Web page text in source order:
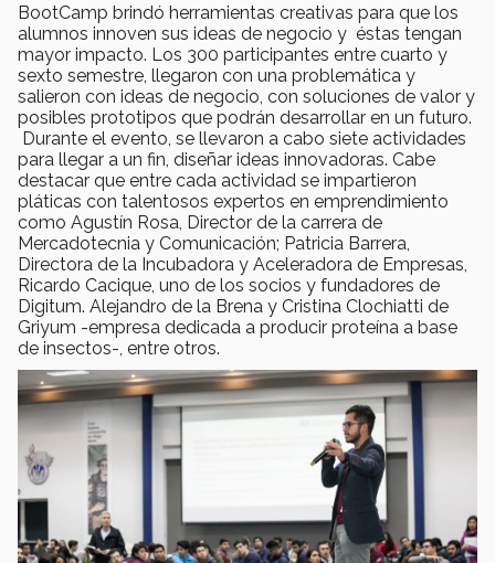
BootCamp brindó herramientas creativas para que los
alumnos innoven sus ideas de negocio y éstas tengan
mayor impacto. Los 300 participantes entre cuarto y
sexto semestre, llegaron con una problemática y
salieron con ideas de negocio, con soluciones de valor y
posibles prototipos que podrán desarrollar en un futuro.
Durante el evento, se llevaron a cabo siete actividades
para llegar a un fin, diseñar ideas innovadoras. Cabe
destacar que entre cada actividad se impartieron
pláticas con talentosos expertos en emprendimiento
como Agustín Rosa, Director de la carrera de
Mercadotecnia y Comunicación; Patricia Barrera,
Directora de la Incubadora y Aceleradora de Empresas,
Ricardo Cacique, uno de los socios y fundadores de
Digitum. Alejandro de la Brena y Cristina Clochiatti de
Griyum -empresa dedicada a producir proteína a base
de insectos-, entre otros.